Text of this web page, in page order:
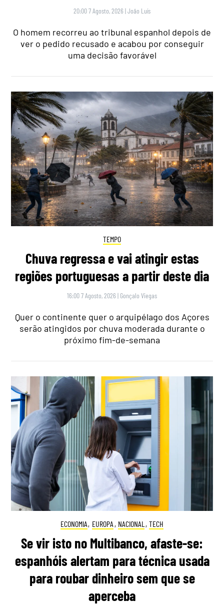
20:00 7 Agosto, 2026 |João Luís
O homem recorreu ao tribunal espanhol depois de
ver o pedido recusado e acabou por conseguir
uma decisão favorável
TEMPO
Chuva regressa e vai atingir estas
regiões portuguesas a partir deste dia
16:00 7 Agosto, 2026 | Gonçalo Viegas
Quer o continente quer o arquipélago dos Açores
serão atingidos por chuva moderada durante o
próximo fim-de-semana
ECONOMIA, EUROPA , NACIONAL , TECH
Se vir isto no Multibanco, afaste-se:
espanhóis alertam para técnica usada
para roubar dinheiro sem que se
aperceba